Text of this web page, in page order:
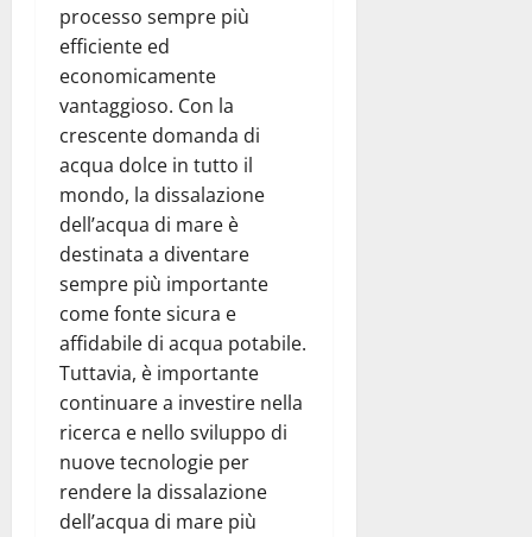
processo sempre più
efficiente ed
economicamente
vantaggioso. Con la
crescente domanda di
acqua dolce in tutto il
mondo, la dissalazione
dell’acqua di mare è
destinata a diventare
sempre più importante
come fonte sicura e
affidabile di acqua potabile.
Tuttavia, è importante
continuare a investire nella
ricerca e nello sviluppo di
nuove tecnologie per
rendere la dissalazione
dell’acqua di mare più